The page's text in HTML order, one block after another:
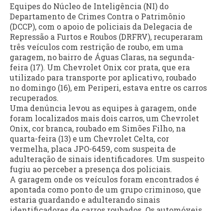
Equipes do Núcleo de Inteligência (NI) do
Departamento de Crimes Contra o Patrimônio
(DCCP), com o apoio de policiais da Delegacia de
Repressão a Furtos e Roubos (DRFRV), recuperaram
três veículos com restrição de roubo, em uma
garagem, no bairro de Águas Claras, na segunda-
feira (17). Um Chevrolet Onix cor prata, que era
utilizado para transporte por aplicativo, roubado
no domingo (16), em Periperi, estava entre os carros
recuperados.
Uma denúncia levou as equipes à garagem, onde
foram localizados mais dois carros, um Chevrolet
Onix, cor branca, roubado em Simões Filho, na
quarta-feira (13) e um Chevrolet Celta, cor
vermelha, placa JPO-6459, com suspeita de
adulteração de sinais identificadores. Um suspeito
fugiu ao perceber a presença dos policiais.
A garagem onde os veículos foram encontrados é
apontada como ponto de um grupo criminoso, que
estaria guardando e adulterando sinais